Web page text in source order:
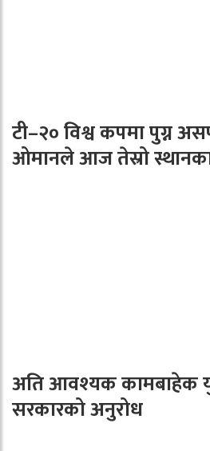
टी–२० विश्व कपमा पुग्न
ओमानले आज तेस्रो
अति आवश्यक कामबाहेक
सरकारको अनुरोध